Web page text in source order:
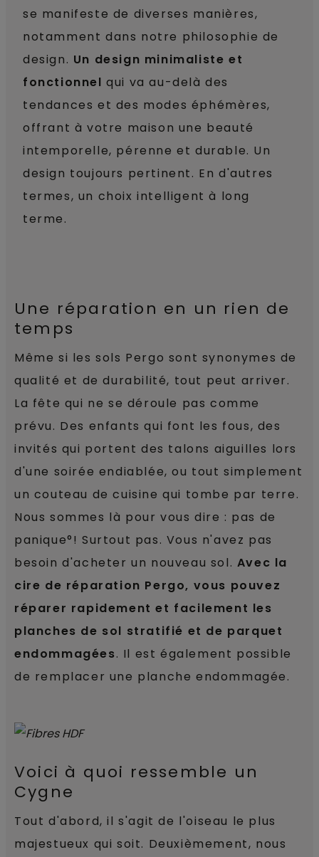
se manifeste de diverses manières,
notamment dans notre philosophie de
design. Un design minimaliste et
fonctionnel qui va au-delà des
tendances et des modes éphémères,
offrant à votre maison une beauté
intemporelle, pérenne et durable. Un
design toujours pertinent. En d'autres
termes, un choix intelligent à long
terme.
Une réparation en un rien de
temps
Même si les sols Pergo sont synonymes de
qualité et de durabilité, tout peut arriver.
La fête qui ne se déroule pas comme
prévu. Des enfants qui font les fous, des
invités qui portent des talons aiguilles lors
d'une soirée endiablée, ou tout simplement
un couteau de cuisine qui tombe par terre.
Nous sommes là pour vous dire : pas de
panique°! Surtout pas. Vous n'avez pas
besoin d'acheter un nouveau sol. Avec la
cire de réparation Pergo, vous pouvez
réparer rapidement et facilement les
planches de sol stratifié et de parquet
endommagées. Il est également possible
de remplacer une planche endommagée.
Voici à quoi ressemble un
Cygne
Tout d'abord, il s'agit de l'oiseau le plus
majestueux qui soit. Deuxièmement, nous